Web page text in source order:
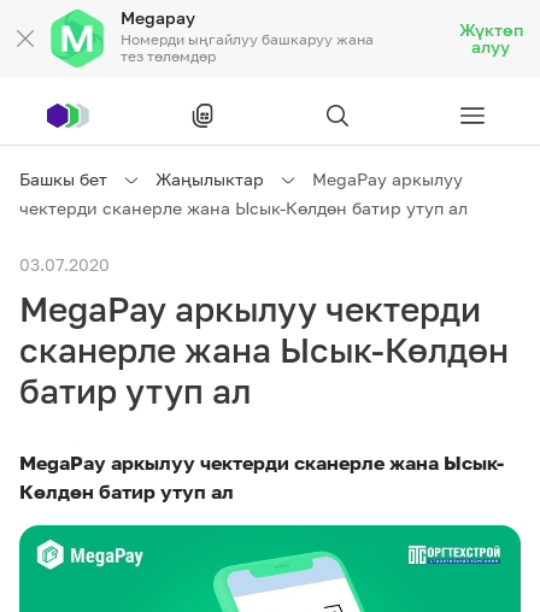
Megapay
Номерди ыңгайлуу башкаруу жана
тез төлөмдөр
Жүктөп
алуу
Жеке кардарларга
Ишкердик үчүн
Байланыш
eSIM
Башкы бет Жаңылыктар
MegaPay аркылуу
чектерди сканерле жана Ысык-Көлдөн батир утуп ал
03.07.2020
MegaPay аркылуу чектерди
сканерле жана Ысык-Көлдөн
батир утуп ал
MegaPay аркылуу чектерди сканерле жана Ысык-
Көлдөн батир утуп ал